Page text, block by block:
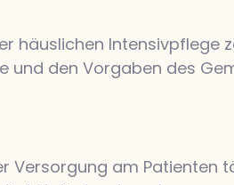
häuslichen Intensivpflege
und den Vorgaben des
Versorgung am Patienten